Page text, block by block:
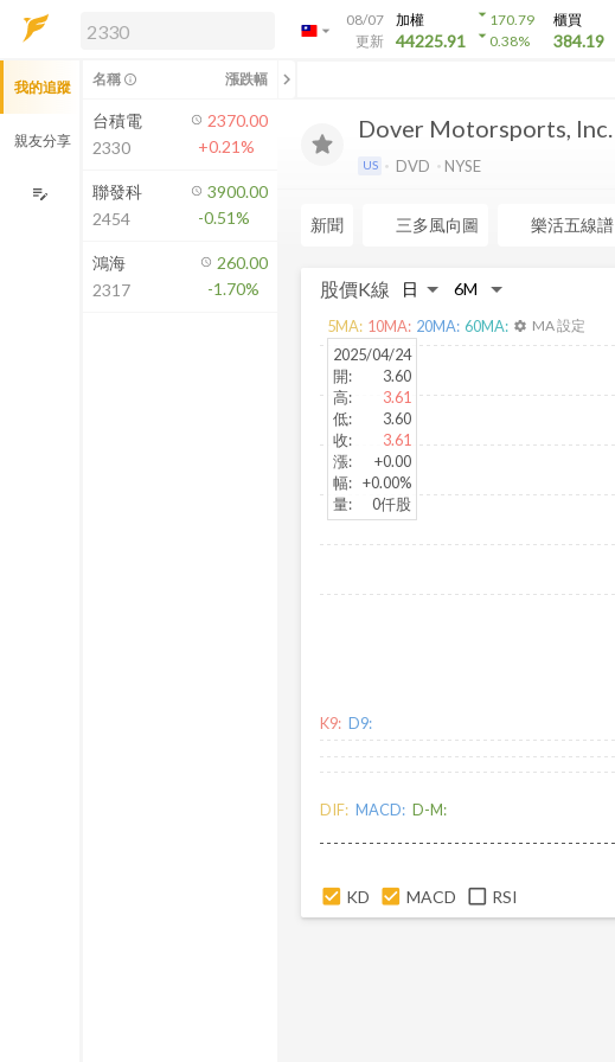
arrow_drop_down
08/07
更新
加權
44225.91
arrow_drop_down170.79
arrow_drop_down0.38%
櫃買
384.19
解鎖即時行情及進階功能
方案」，即可解鎖以下功能：
即時行情
即時市況與排行
成交金額熱力圖
前往方案訂閱
如何綁定合作券商
Dover Motorsports, Inc.
US DVD NYSE
新聞 三多風向圖 樂活五線譜
股價K線
2025/04/24
開:
3.60
高:
3.61
低:
3.60
收:
3.61
漲:
+0.00
幅: +0.00%
量: 0仟股
5MA: 10MA: 20MA: 60MA: settings MA 設定
K9: D9:
DIF: MACD: D-M:
KD MACD RSI
我的追蹤
親友分享
edit_note
名稱 info_outline 漲跌幅 chevron_left
台積電
2330
2370.00
+0.21%
聯發科
2454
3900.00
-0.51%
鴻海
2317
260.00
-1.70%